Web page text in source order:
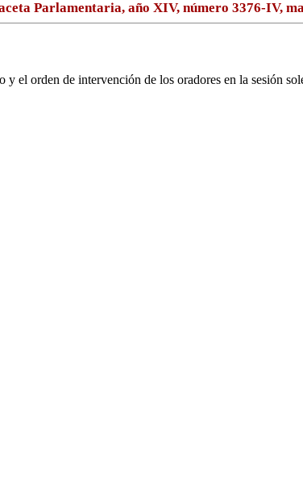
Parlamentaria, año XIV, número 3376-IV,
el orden de intervención de los oradores en la sesión